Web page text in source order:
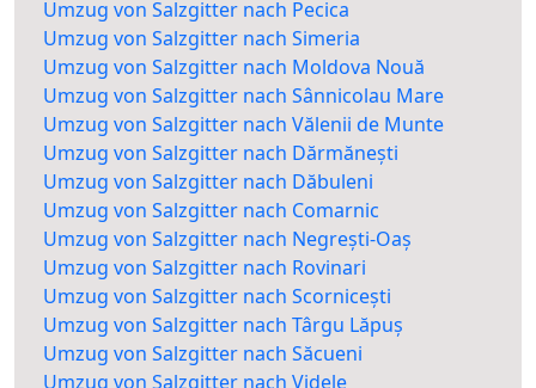
Umzug von Salzgitter nach Pecica
Umzug von Salzgitter nach Simeria
Umzug von Salzgitter nach Moldova Nouă
Umzug von Salzgitter nach Sânnicolau Mare
Umzug von Salzgitter nach Vălenii de Munte
Umzug von Salzgitter nach Dărmănești
Umzug von Salzgitter nach Dăbuleni
Umzug von Salzgitter nach Comarnic
Umzug von Salzgitter nach Negrești-Oaș
Umzug von Salzgitter nach Rovinari
Umzug von Salzgitter nach Scornicești
Umzug von Salzgitter nach Târgu Lăpuș
Umzug von Salzgitter nach Săcueni
Umzug von Salzgitter nach Videle